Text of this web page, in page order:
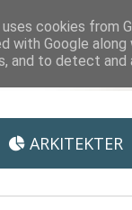
ARKITEKTER
cookies from
with Google
and to detect and